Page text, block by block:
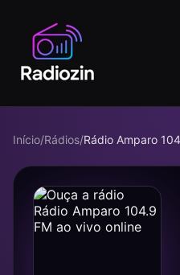
Início/Rádios/Rádio Amparo